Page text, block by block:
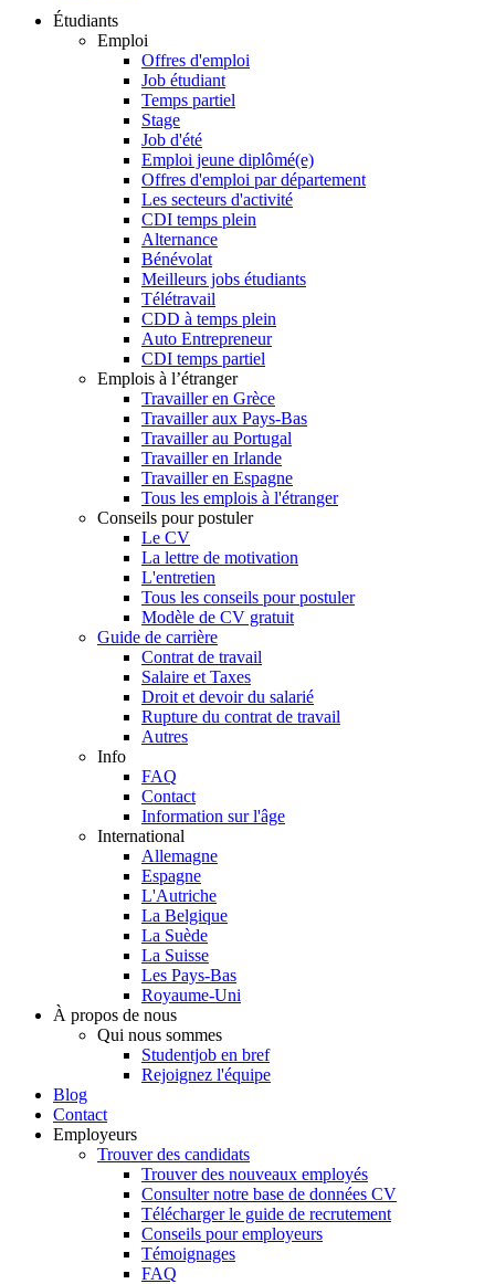
Étudiants
Emploi
Offres d'emploi
Job étudiant
Temps partiel
Stage
Job d'été
Emploi jeune diplômé(e)
Offres d'emploi par département
Les secteurs d'activité
CDI temps plein
Alternance
Bénévolat
Meilleurs jobs étudiants
Télétravail
CDD à temps plein
Auto Entrepreneur
CDI temps partiel
Emplois à l’étranger
Travailler en Grèce
Travailler aux Pays-Bas
Travailler au Portugal
Travailler en Irlande
Travailler en Espagne
Tous les emplois à l'étranger
Conseils pour postuler
Le CV
La lettre de motivation
L'entretien
Tous les conseils pour postuler
Modèle de CV gratuit
Guide de carrière
Contrat de travail
Salaire et Taxes
Droit et devoir du salarié
Rupture du contrat de travail
Autres
Info
FAQ
Contact
Information sur l'âge
International
Allemagne
Espagne
L'Autriche
La Belgique
La Suède
La Suisse
Les Pays-Bas
Royaume-Uni
À propos de nous
Qui nous sommes
Studentjob en bref
Rejoignez l'équipe
Blog
Contact
Employeurs
Trouver des candidats
Trouver des nouveaux employés
Consulter notre base de données CV
Télécharger le guide de recrutement
Conseils pour employeurs
Témoignages
FAQ